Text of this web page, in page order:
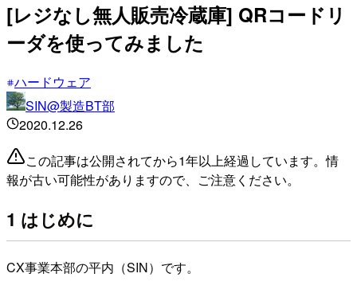
[レジなし無人販売冷蔵庫] QRコードリ
ーダを使ってみました
ハードウェア
SIN@製造BT部
2020.12.26
この記事は公開されてから1年以上経過しています。情
報が古い可能性がありますので、ご注意ください。
1 はじめに
CX事業本部の平内（SIN）です。